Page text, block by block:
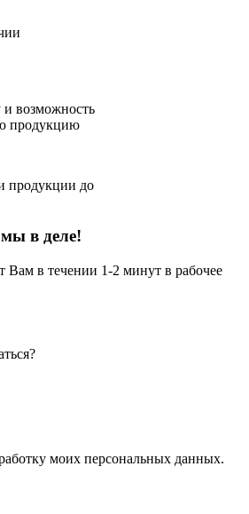
возможность
продукцию
продукции до
в деле!
Вам в течении 1-2 минут в рабочее
моих персональных данных.